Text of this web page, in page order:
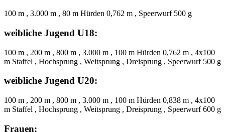
100 m , 3.000 m , 80 m Hürden 0,762 m , Speerwurf 500 g
weibliche Jugend U18:
100 m , 200 m , 800 m , 3.000 m , 100 m Hürden 0,762 m , 4x100
m Staffel , Hochsprung , Weitsprung , Dreisprung , Speerwurf 500 g
weibliche Jugend U20:
100 m , 200 m , 800 m , 3.000 m , 100 m Hürden 0,838 m , 4x100
m Staffel , Hochsprung , Weitsprung , Dreisprung , Speerwurf 600 g
Frauen: